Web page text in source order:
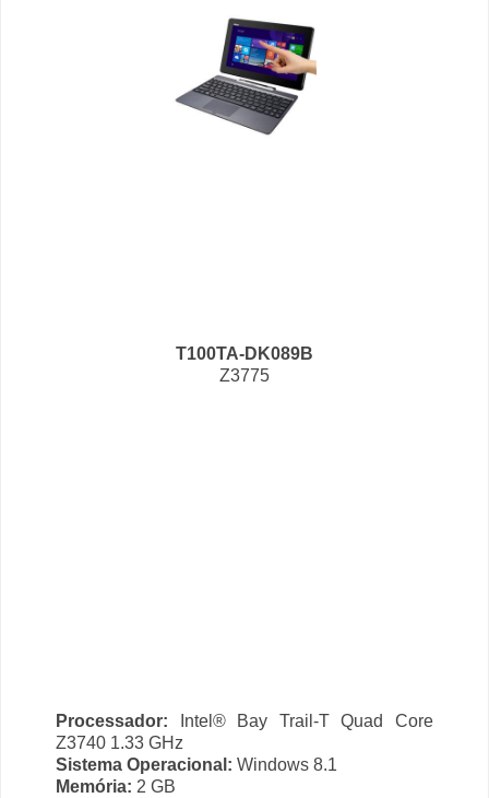
T100TA-DK089B
Z3775
Processador: Intel® Bay Trail-T Quad Core
Z3740 1.33 GHz
Sistema Operacional: Windows 8.1
Memória: 2 GB